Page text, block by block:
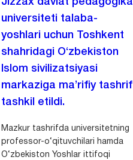
Jizzax davlat pedagogika
universiteti talaba-
yoshlari uchun Toshkent
shahridagi O‘zbekiston
Islom sivilizatsiyasi
markaziga ma’rifiy tashrif
tashkil etildi.
Mazkur tashrifda universitetning
professor-o‘qituvchilari hamda
O‘zbekiston Yoshlar ittifoqi